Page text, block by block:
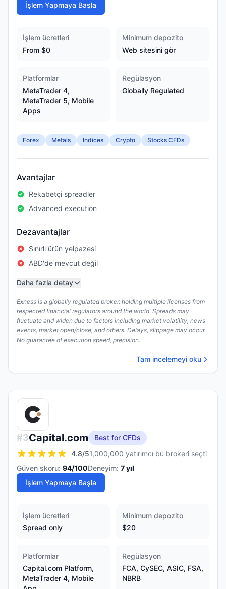
İşlem Yapmaya Başla
İşlem ücretleri
From $0
Minimum depozito
Web sitesini gör
Platformlar
MetaTrader 4,
MetaTrader 5, Mobile
Apps
Regülasyon
Globally Regulated
Forex Metals Indices Crypto Stocks CFDs
Avantajlar
Rekabetçi spreadler
Advanced execution
Dezavantajlar
Sınırlı ürün yelpazesi
ABD'de mevcut değil
Daha fazla detay
Exness is a globally regulated broker, holding multiple licenses from
respected financial regulators around the world. Spreads may
fluctuate and widen due to factors including market volatility, news
events, market open/close, and others. Delays, slippage may occur.
No guarantee of execution speed, precision.
Tam incelemeyi oku
#3Capital.com
Best for CFDs
4.8/51,000,000 yatırımcı bu brokeri seçti
Güven skoru: 94/100Deneyim: 7yıl
İşlem Yapmaya Başla
İşlem ücretleri
Spread only
Minimum depozito
$20
Platformlar
Capital.com Platform,
MetaTrader 4, Mobile
Regülasyon
FCA, CySEC, ASIC, FSA,
NBRB